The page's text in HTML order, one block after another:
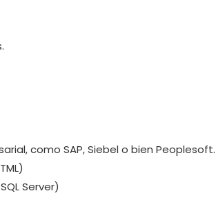
como SAP, Siebel o bien Peoplesoft.
Server)